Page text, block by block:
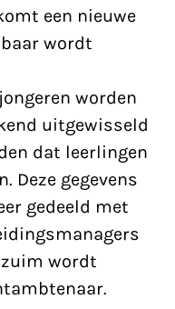
een nieuwe
wordt
worden
uitgewisseld
dat leerlingen
Deze gegevens
gedeeld met
wordt